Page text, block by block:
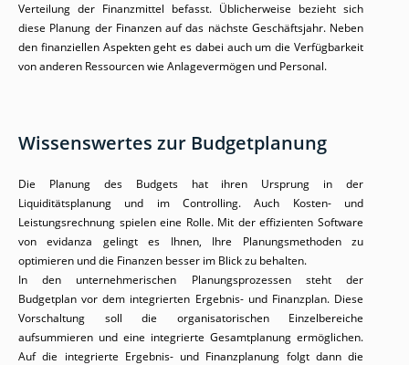
Verteilung der Finanzmittel befasst. Üblicherweise bezieht sich
diese Planung der Finanzen auf das nächste Geschäftsjahr. Neben
den finanziellen Aspekten geht es dabei auch um die Verfügbarkeit
von anderen Ressourcen wie Anlagevermögen und Personal.
Wissenswertes zur Budgetplanung
Die Planung des Budgets hat ihren Ursprung in der
Liquiditätsplanung und im Controlling. Auch Kosten- und
Leistungsrechnung spielen eine Rolle. Mit der effizienten Software
von evidanza gelingt es Ihnen, Ihre Planungsmethoden zu
optimieren und die Finanzen besser im Blick zu behalten.
In den unternehmerischen Planungsprozessen steht der
Budgetplan vor dem integrierten Ergebnis- und Finanzplan. Diese
Vorschaltung soll die organisatorischen Einzelbereiche
aufsummieren und eine integrierte Gesamtplanung ermöglichen.
Auf die integrierte Ergebnis- und Finanzplanung folgt dann die